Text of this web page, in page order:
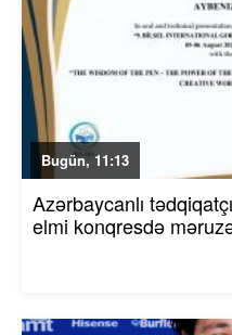
Bugün, 11:13
Azərbaycanlı
elmi konqresdə